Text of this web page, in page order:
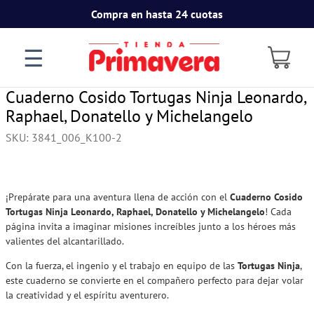
Compra en hasta 24 cuotas
☰
Cuaderno Cosido Tortugas Ninja Leonardo,
Raphael, Donatello y Michelangelo
SKU: 3841_006_K100-2
¡Prepárate para una aventura llena de acción con el Cuaderno Cosido
Tortugas Ninja Leonardo, Raphael, Donatello y Michelangelo! Cada
página invita a imaginar misiones increíbles junto a los héroes más
valientes del alcantarillado.
Con la fuerza, el ingenio y el trabajo en equipo de las Tortugas Ninja,
este cuaderno se convierte en el compañero perfecto para dejar volar
la creatividad y el espíritu aventurero.